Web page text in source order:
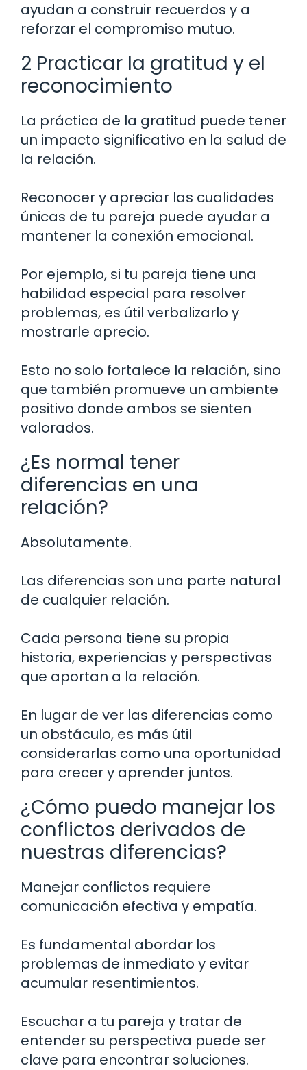
ayudan a construir recuerdos y a
reforzar el compromiso mutuo.
2 Practicar la gratitud y el
reconocimiento
La práctica de la gratitud puede tener
un impacto significativo en la salud de
la relación.
Reconocer y apreciar las cualidades
únicas de tu pareja puede ayudar a
mantener la conexión emocional.
Por ejemplo, si tu pareja tiene una
habilidad especial para resolver
problemas, es útil verbalizarlo y
mostrarle aprecio.
Esto no solo fortalece la relación, sino
que también promueve un ambiente
positivo donde ambos se sienten
valorados.
¿Es normal tener
diferencias en una
relación?
Absolutamente.
Las diferencias son una parte natural
de cualquier relación.
Cada persona tiene su propia
historia, experiencias y perspectivas
que aportan a la relación.
En lugar de ver las diferencias como
un obstáculo, es más útil
considerarlas como una oportunidad
para crecer y aprender juntos.
¿Cómo puedo manejar los
conflictos derivados de
nuestras diferencias?
Manejar conflictos requiere
comunicación efectiva y empatía.
Es fundamental abordar los
problemas de inmediato y evitar
acumular resentimientos.
Escuchar a tu pareja y tratar de
entender su perspectiva puede ser
clave para encontrar soluciones.